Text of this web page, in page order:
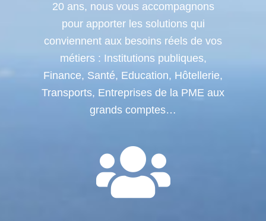
20 ans, nous vous accompagnons
pour apporter les solutions qui
conviennent aux besoins réels de vos
métiers : Institutions publiques,
Finance, Santé, Education, Hôtellerie,
Transports, Entreprises de la PME aux
grands comptes…